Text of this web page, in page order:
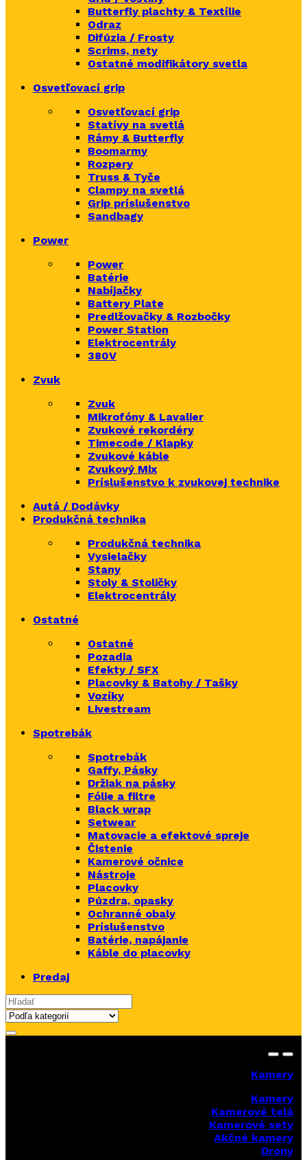
Butterfly plachty & Textílie
Odraz
Difúzia / Frosty
Scrims, nety
Ostatné modifikátory svetla
Osvetľovací grip
Osvetľovací grip
Statívy na svetlá
Rámy & Butterfly
Boomarmy
Rozpery
Truss & Tyče
Clampy na svetlá
Grip príslušenstvo
Sandbagy
Power
Power
Batérie
Nabíjačky
Battery Plate
Predlžovačky & Rozbočky
Power Station
Elektrocentrály
380V
Zvuk
Zvuk
Mikrofóny & Lavalier
Zvukové rekordéry
Timecode / Klapky
Zvukové káble
Zvukový Mix
Príslušenstvo k zvukovej technike
Autá / Dodávky
Produkčná technika
Produkčná technika
Vysielačky
Stany
Stoly & Stoličky
Elektrocentrály
Ostatné
Ostatné
Pozadia
Efekty / SFX
Placovky & Batohy / Tašky
Vozíky
Livestream
Spotrebák
Spotrebák
Gaffy, Pásky
Držiak na pásky
Fólie a filtre
Black wrap
Setwear
Matovacie a efektové spreje
Čistenie
Kamerové očnice
Nástroje
Placovky
Púzdra, opasky
Ochranné obaly
Príslušenstvo
Batérie, napájanie
Káble do placovky
Predaj
Search for:
Kamery
Kamery
Kamerové telá
Kamerové sety
Akčné kamery
Drony